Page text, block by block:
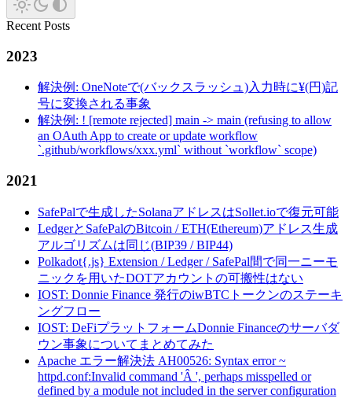
Recent Posts
2023
解決例: OneNoteで(バックスラッシュ)入力時に¥(円)記
号に変換される事象
解決例: ! [remote rejected] main -> main (refusing to allow
an OAuth App to create or update workflow
`.github/workflows/xxx.yml` without `workflow` scope)
2021
SafePalで生成したSolanaアドレスはSollet.ioで復元可能
LedgerとSafePalのBitcoin / ETH(Ethereum)アドレス生成
アルゴリズムは同じ(BIP39 / BIP44)
Polkadot{.js} Extension / Ledger / SafePal間で同一ニーモ
ニックを用いたDOTアカウントの可搬性はない
IOST: Donnie Finance 発行のiwBTCトークンのステーキ
ングフロー
IOST: DeFiプラットフォームDonnie Financeのサーバダ
ウン事象についてまとめてみた
Apache エラー解決法 AH00526: Syntax error ~
httpd.conf:Invalid command 'Â ', perhaps misspelled or
defined by a module not included in the server configuration